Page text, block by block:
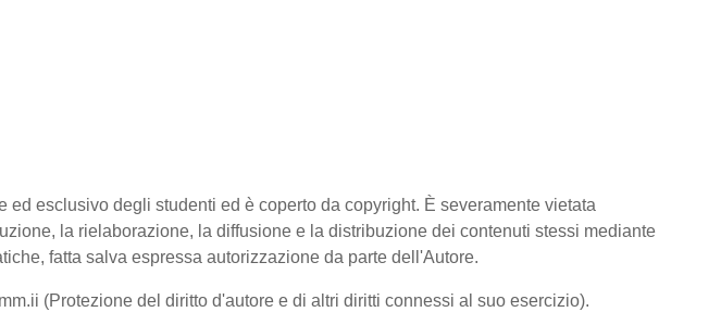
esclusivo degli studenti ed è coperto da copyright. È severamente vietata
la rielaborazione, la diffusione e la distribuzione dei contenuti stessi mediante
fatta salva espressa autorizzazione da parte dell'Autore.
(Protezione del diritto d'autore e di altri diritti connessi al suo esercizio).